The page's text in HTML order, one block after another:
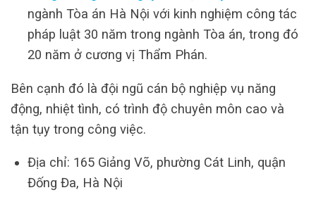
ngành Tòa án Hà Nội với kinh nghiệm công tác
pháp luật 30 năm trong ngành Tòa án, trong đó
20 năm ở cương vị Thẩm Phán.
Bên cạnh đó là đội ngũ cán bộ nghiệp vụ năng
động, nhiệt tình, có trình độ chuyên môn cao và
tận tụy trong công việc.
Địa chỉ: 165 Giảng Võ, phường Cát Linh, quận
Đống Đa, Hà Nội